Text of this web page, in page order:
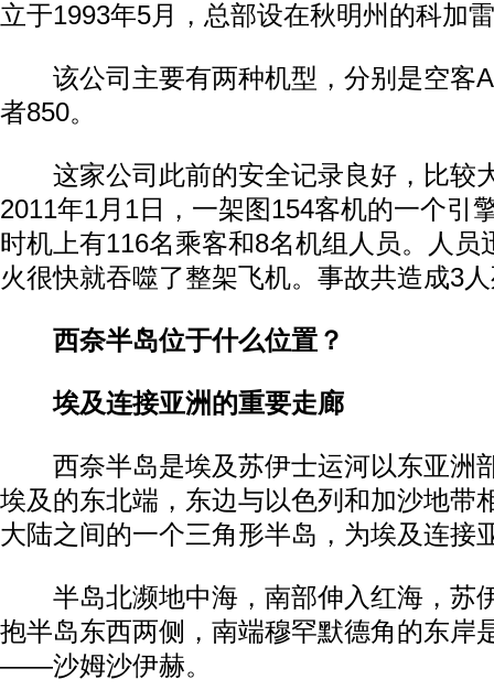
立于1993年5月，总部设在秋明州的科加
该公司主要有两种机型，分别是空客
者850。
这家公司此前的安全记录良好，比较
2011年1月1日，一架图154客机的一个引
时机上有116名乘客和8名机组人员。人员
火很快就吞噬了整架飞机。事故共造成3
西奈半岛位于什么位置？
埃及连接亚洲的重要走廊
西奈半岛是埃及苏伊士运河以东亚洲
埃及的东北端，东边与以色列和加沙地带
大陆之间的一个三角形半岛，为埃及连接
半岛北濒地中海，南部伸入红海，苏
抱半岛东西两侧，南端穆罕默德角的东岸
——沙姆沙伊赫。